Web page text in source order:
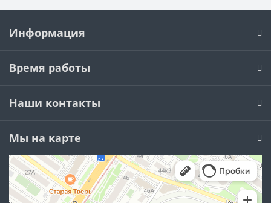
Информация
Время работы
Наши контакты
Мы на карте